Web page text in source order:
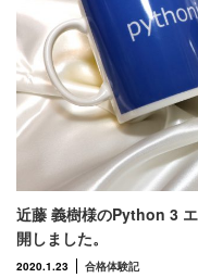
近藤 義樹様のPython 3
開しました。
2020.1.23 合格体験記